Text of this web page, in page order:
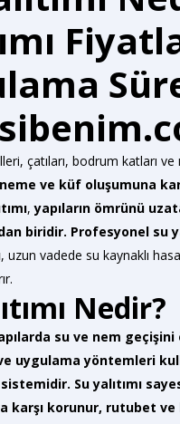
çatıları, bodrum katları ve
neme ve küf oluşumuna
,yapıların ömrünü
biridir. Profesyonel su
, uzun vadede su kaynaklı
Nedir?
su ve nem
uygulama yöntemleri
Su yalıtımı
karşı korunur, rutubet